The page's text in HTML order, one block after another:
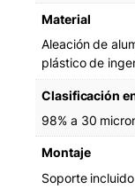
Material
Aleación de
plástico de
Clasificación
98% a 30
Montaje
Soporte incluido